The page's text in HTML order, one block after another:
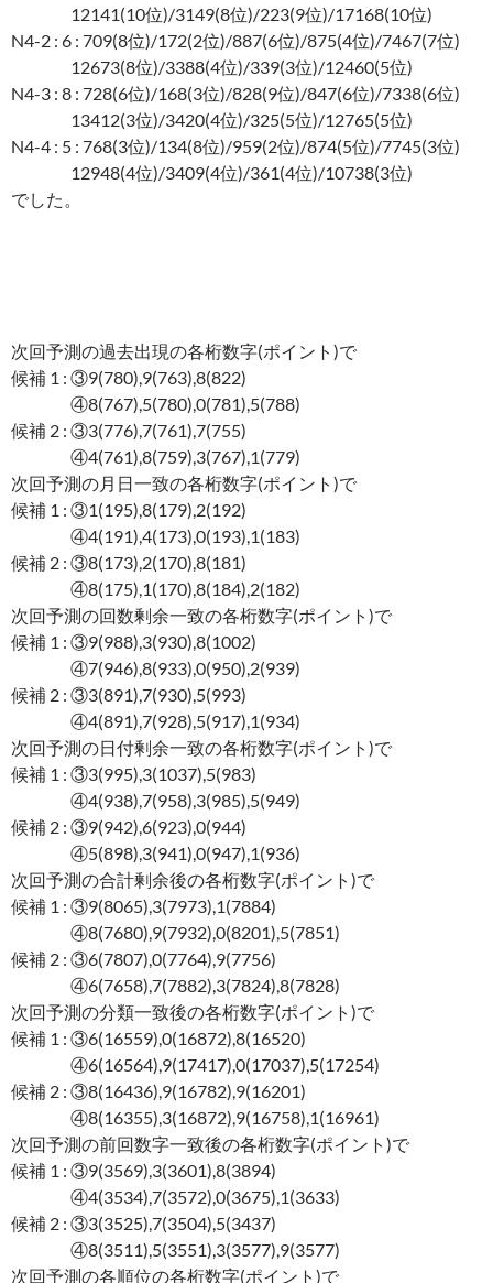
12141(10位)/3149(8位)/223(9位)/17168(10位)
N4-2 : 6 : 709(8位)/172(2位)/887(6位)/875(4位)/7467(7位)
12673(8位)/3388(4位)/339(3位)/12460(5位)
N4-3 : 8 : 728(6位)/168(3位)/828(9位)/847(6位)/7338(6位)
13412(3位)/3420(4位)/325(5位)/12765(5位)
N4-4 : 5 : 768(3位)/134(8位)/959(2位)/874(5位)/7745(3位)
12948(4位)/3409(4位)/361(4位)/10738(3位)
でした。
次回予測の過去出現の各桁数字(ポイント)で
候補 1 : ③9(780),9(763),8(822)
④8(767),5(780),0(781),5(788)
候補 2 : ③3(776),7(761),7(755)
④4(761),8(759),3(767),1(779)
次回予測の月日一致の各桁数字(ポイント)で
候補 1 : ③1(195),8(179),2(192)
④4(191),4(173),0(193),1(183)
候補 2 : ③8(173),2(170),8(181)
④8(175),1(170),8(184),2(182)
次回予測の回数剰余一致の各桁数字(ポイント)で
候補 1 : ③9(988),3(930),8(1002)
④7(946),8(933),0(950),2(939)
候補 2 : ③3(891),7(930),5(993)
④4(891),7(928),5(917),1(934)
次回予測の日付剰余一致の各桁数字(ポイント)で
候補 1 : ③3(995),3(1037),5(983)
④4(938),7(958),3(985),5(949)
候補 2 : ③9(942),6(923),0(944)
④5(898),3(941),0(947),1(936)
次回予測の合計剰余後の各桁数字(ポイント)で
候補 1 : ③9(8065),3(7973),1(7884)
④8(7680),9(7932),0(8201),5(7851)
候補 2 : ③6(7807),0(7764),9(7756)
④6(7658),7(7882),3(7824),8(7828)
次回予測の分類一致後の各桁数字(ポイント)で
候補 1 : ③6(16559),0(16872),8(16520)
④6(16564),9(17417),0(17037),5(17254)
候補 2 : ③8(16436),9(16782),9(16201)
④8(16355),3(16872),9(16758),1(16961)
次回予測の前回数字一致後の各桁数字(ポイント)で
候補 1 : ③9(3569),3(3601),8(3894)
④4(3534),7(3572),0(3675),1(3633)
候補 2 : ③3(3525),7(3504),5(3437)
④8(3511),5(3551),3(3577),9(3577)
次回予測の各順位の各桁数字(ポイント)で